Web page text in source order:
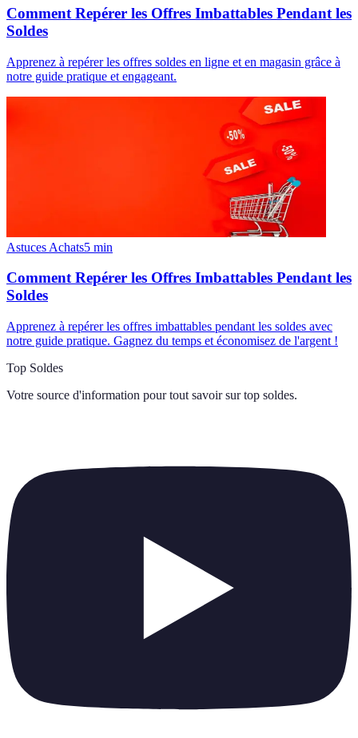
Comment Repérer les Offres Imbattables Pendant les
Soldes
Apprenez à repérer les offres soldes en ligne et en magasin grâce à
notre guide pratique et engageant.
Astuces Achats5 min
Comment Repérer les Offres Imbattables Pendant les
Soldes
Apprenez à repérer les offres imbattables pendant les soldes avec
notre guide pratique. Gagnez du temps et économisez de l'argent !
Top Soldes
Votre source d'information pour tout savoir sur top soldes.